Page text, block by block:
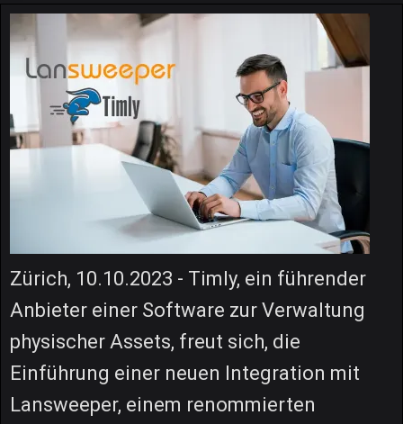
Zürich, 10.10.2023 - Timly, ein führender
Anbieter einer Software zur Verwaltung
physischer Assets, freut sich, die
Einführung einer neuen Integration mit
Lansweeper, einem renommierten